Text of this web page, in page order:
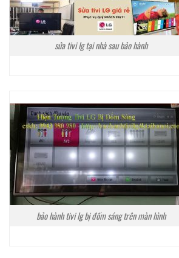
sửa tivi lg tại nhà sau bảo hành
bảo hành tivi lg bị đốm sáng trên màn hình